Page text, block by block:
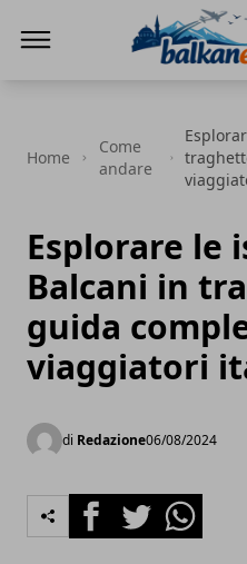
Home
Come
andare
Esplorare le
Balcani in
guida
viaggiatori
di Redazione06/08/2024
FacebookTwitterWhatsapp